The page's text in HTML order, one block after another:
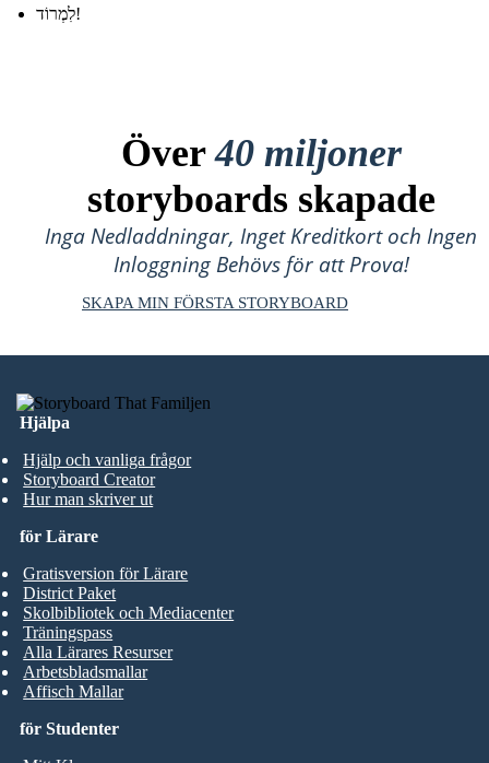
לִמְרוֹד!
Över40 miljoner
storyboards skapade
Inga Nedladdningar, Inget Kreditkort och Ingen
Inloggning Behövs för att Prova!
SKAPA MIN FÖRSTA STORYBOARD
Hjälpa
Hjälp och vanliga frågor
Storyboard Creator
Hur man skriver ut
för Studenter
för Lärare
Gratisversion för Lärare
District Paket
Skolbibliotek och Mediacenter
Träningspass
Alla Lärares Resurser
Arbetsbladsmallar
Affisch Mallar